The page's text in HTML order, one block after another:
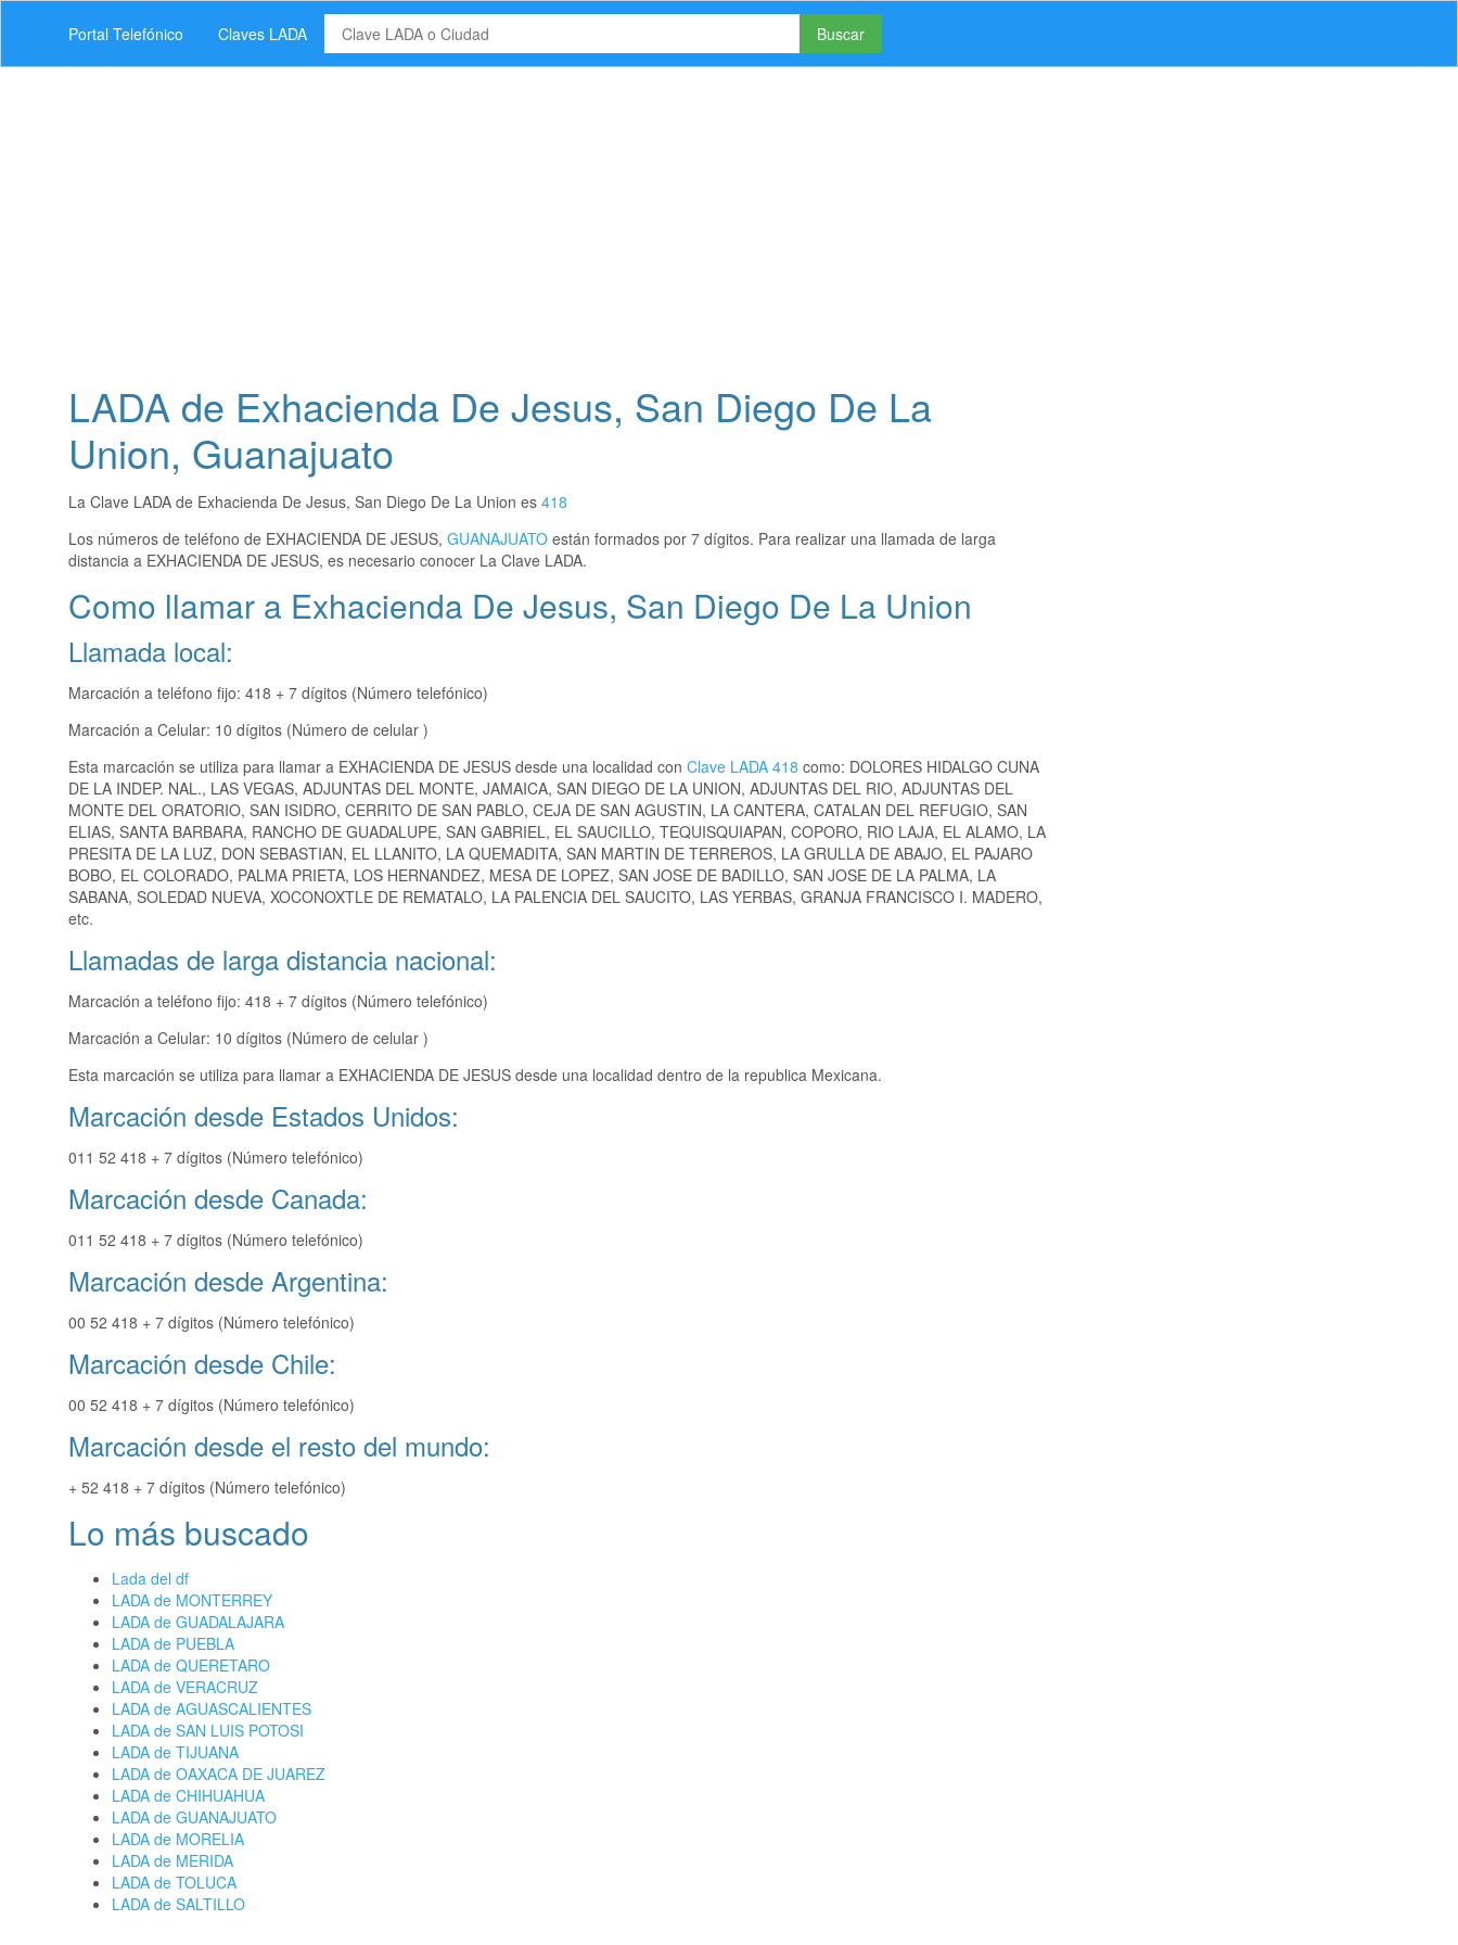
Portal Telefónico Claves LADA Buscar
LADA de Exhacienda De Jesus, San Diego De La
Union, Guanajuato
La Clave LADA de Exhacienda De Jesus, San Diego De La Union es 418
Los números de teléfono de EXHACIENDA DE JESUS, GUANAJUATO están formados por 7 dígitos. Para realizar una llamada de larga
distancia a EXHACIENDA DE JESUS, es necesario conocer La Clave LADA.
Como llamar a Exhacienda De Jesus, San Diego De La Union
Llamada local:
Marcación a teléfono fijo: 418 + 7 dígitos (Número telefónico)
Marcación a Celular: 10 dígitos (Número de celular )
Esta marcación se utiliza para llamar a EXHACIENDA DE JESUS desde una localidad con Clave LADA 418 como: DOLORES HIDALGO CUNA
DE LA INDEP. NAL., LAS VEGAS, ADJUNTAS DEL MONTE, JAMAICA, SAN DIEGO DE LA UNION, ADJUNTAS DEL RIO, ADJUNTAS DEL
MONTE DEL ORATORIO, SAN ISIDRO, CERRITO DE SAN PABLO, CEJA DE SAN AGUSTIN, LA CANTERA, CATALAN DEL REFUGIO, SAN
ELIAS, SANTA BARBARA, RANCHO DE GUADALUPE, SAN GABRIEL, EL SAUCILLO, TEQUISQUIAPAN, COPORO, RIO LAJA, EL ALAMO, LA
PRESITA DE LA LUZ, DON SEBASTIAN, EL LLANITO, LA QUEMADITA, SAN MARTIN DE TERREROS, LA GRULLA DE ABAJO, EL PAJARO
BOBO, EL COLORADO, PALMA PRIETA, LOS HERNANDEZ, MESA DE LOPEZ, SAN JOSE DE BADILLO, SAN JOSE DE LA PALMA, LA
SABANA, SOLEDAD NUEVA, XOCONOXTLE DE REMATALO, LA PALENCIA DEL SAUCITO, LAS YERBAS, GRANJA FRANCISCO I. MADERO,
etc.
Llamadas de larga distancia nacional:
Marcación a teléfono fijo: 418 + 7 dígitos (Número telefónico)
Marcación a Celular: 10 dígitos (Número de celular )
Esta marcación se utiliza para llamar a EXHACIENDA DE JESUS desde una localidad dentro de la republica Mexicana.
Marcación desde Estados Unidos:
011 52 418 + 7 dígitos (Número telefónico)
Marcación desde Canada:
011 52 418 + 7 dígitos (Número telefónico)
Marcación desde Argentina:
00 52 418 + 7 dígitos (Número telefónico)
Marcación desde Chile:
00 52 418 + 7 dígitos (Número telefónico)
Marcación desde el resto del mundo:
+ 52 418 + 7 dígitos (Número telefónico)
Lo más buscado
Lada del df
LADA de MONTERREY
LADA de GUADALAJARA
LADA de PUEBLA
LADA de QUERETARO
LADA de VERACRUZ
LADA de AGUASCALIENTES
LADA de SAN LUIS POTOSI
LADA de TIJUANA
LADA de OAXACA DE JUAREZ
LADA de CHIHUAHUA
LADA de GUANAJUATO
LADA de MORELIA
LADA de MERIDA
LADA de TOLUCA
LADA de SALTILLO